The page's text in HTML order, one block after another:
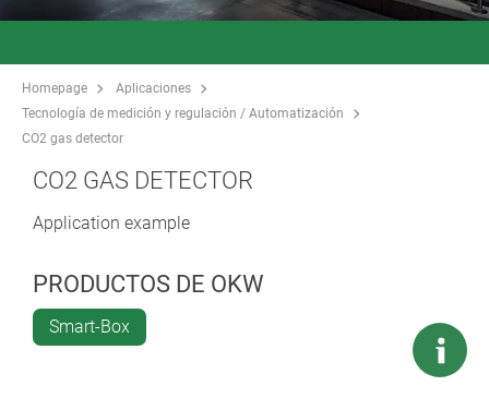
Homepage
Aplicaciones
Tecnología de medición y regulación / Automatización
CO2 gas detector
CO2 GAS DETECTOR
Application example
PRODUCTOS DE OKW
Smart-Box